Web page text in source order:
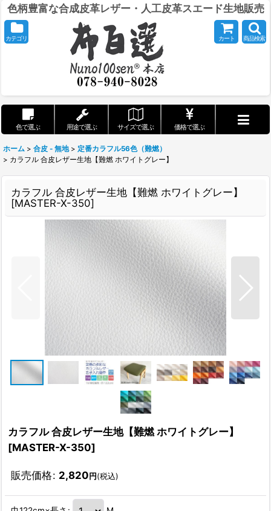
色柄豊富な合成皮革レザー・人工皮革スエード生地販売
カテゴリ カート 商品検索
色で選ぶ 用途で選ぶ サイズで選ぶ 価格で選ぶ
ホーム > 合皮 - 無地 > 定番カラフル56色（難燃）
> カラフル 合皮レザー生地【難燃 ホワイトグレー】
カラフル 合皮レザー生地【難燃 ホワイトグレー】
[MASTER-X-350]
カラフル 合皮レザー生地【難燃 ホワイトグレー】
[MASTER-X-350]
販売価格: 2,820円(税込)